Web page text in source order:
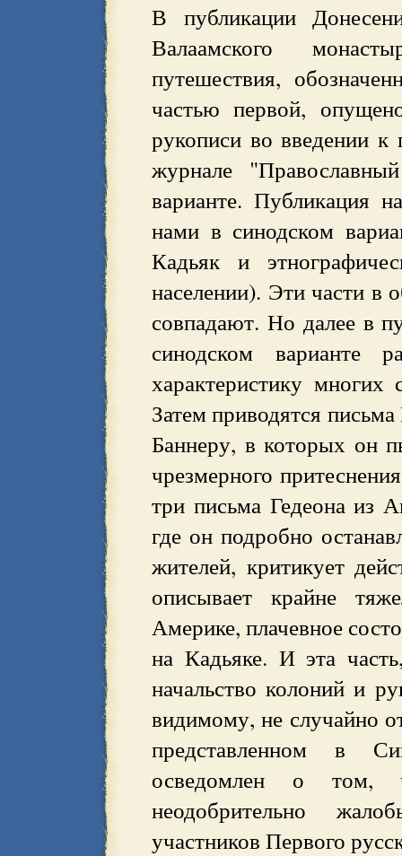
В публикации
Валаамского
путешествия,
частью первой,
рукописи во введении к
журнале
варианте. Публикация
нами в синодском
Кадьяк и
населении). Эти части в
совпадают. Но далее в
синодском варианте
характеристику
Затем приводятся
Баннеру, в которых он
чрезмерного
три письма Гедеона из
где он подробно
жителей, критикует
описывает крайне
Америке, плачевное
на Кадьяке. И эта
начальство колоний и
видимому, не случайно
представленном в
осведомлен о том,
неодобрительно
участников Первого